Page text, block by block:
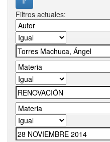
Filtros actuales: